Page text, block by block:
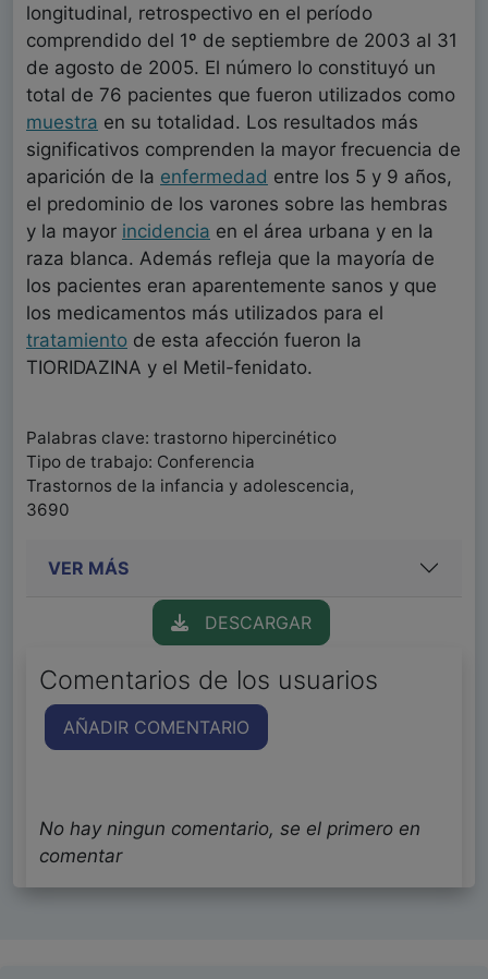
longitudinal, retrospectivo en el período
comprendido del 1º de septiembre de 2003 al 31
de agosto de 2005. El número lo constituyó un
total de 76 pacientes que fueron utilizados como
muestra en su totalidad. Los resultados más
significativos comprenden la mayor frecuencia de
aparición de la enfermedad entre los 5 y 9 años,
el predominio de los varones sobre las hembras
y la mayor incidencia en el área urbana y en la
raza blanca. Además refleja que la mayoría de
los pacientes eran aparentemente sanos y que
los medicamentos más utilizados para el
tratamiento de esta afección fueron la
TIORIDAZINA y el Metil-fenidato.
Palabras clave: trastorno hipercinético
Tipo de trabajo: Conferencia
Trastornos de la infancia y adolescencia,
3690
VER MÁS
DESCARGAR
Comentarios de los usuarios
AÑADIR COMENTARIO
No hay ningun comentario, se el primero en
comentar